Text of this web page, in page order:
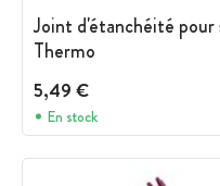
Joint d'étanchéité
Thermo
5,49 €
En stock